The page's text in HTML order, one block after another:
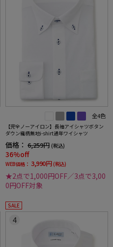
全4色
【完全ノーアイロン】長袖アイシャツボタン
ダウン織柄無地i-shirt通年ワイシャツ
価格： 6,259円 (税込)
36%off
WEB価格： 3,990円 (税込)
★2点で1,000円OFF／3点で3,00
0円OFF対象
SALE
4